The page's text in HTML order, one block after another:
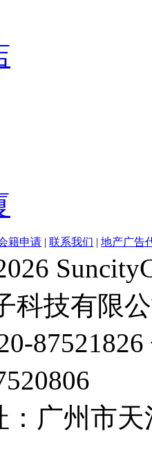
籍申请 | 联系我们 | 地产广告
科技有限
广州市